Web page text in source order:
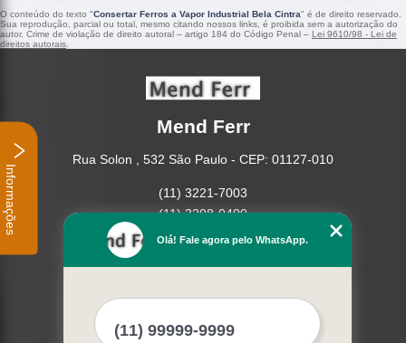
O conteúdo do texto "Consertar Ferros a Vapor Industrial Bela Cintra" é de direito reservado.
Sua reprodução, parcial ou total, mesmo citando nossos links, é proibida sem a autorização do
autor. Crime de violação de direito autoral – artigo 184 do Código Penal – Lei 9610/98 - Lei de
direitos autorais
Mend Ferr
Rua Solon , 532 São Paulo - CEP: 01127-010
(11) 3221-7003
(11) 3208-0400
Home
Empresa
Contato
Olá! Fale agora pelo WhatsApp.
Informações